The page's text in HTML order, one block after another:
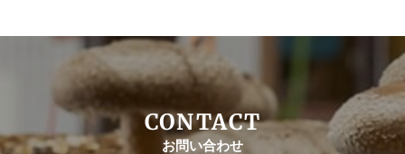
CONTACT
お問い合わせ